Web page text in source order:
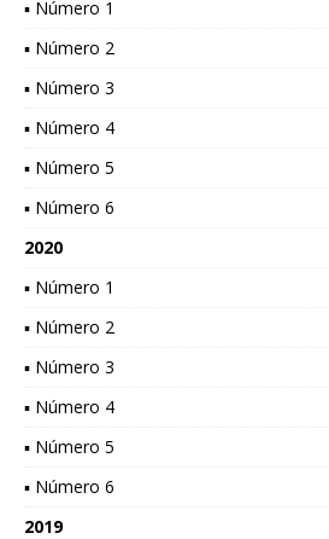
▪ Número 1
▪ Número 2
▪ Número 3
▪ Número 4
▪ Número 5
▪ Número 6
2020
▪ Número 1
▪ Número 2
▪ Número 3
▪ Número 4
▪ Número 5
▪ Número 6
2019